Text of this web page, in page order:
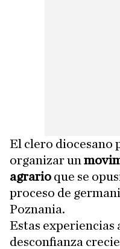
El clero diocesano
organizar un
agrario que se
proceso de
Poznania.
Estas experiencias
desconfianza